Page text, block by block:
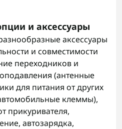
и аксессуары
аксессуары
и совместимости
переходников и
(антенные
для питания от других
клеммы),
прикуривателя,
автозарядка,